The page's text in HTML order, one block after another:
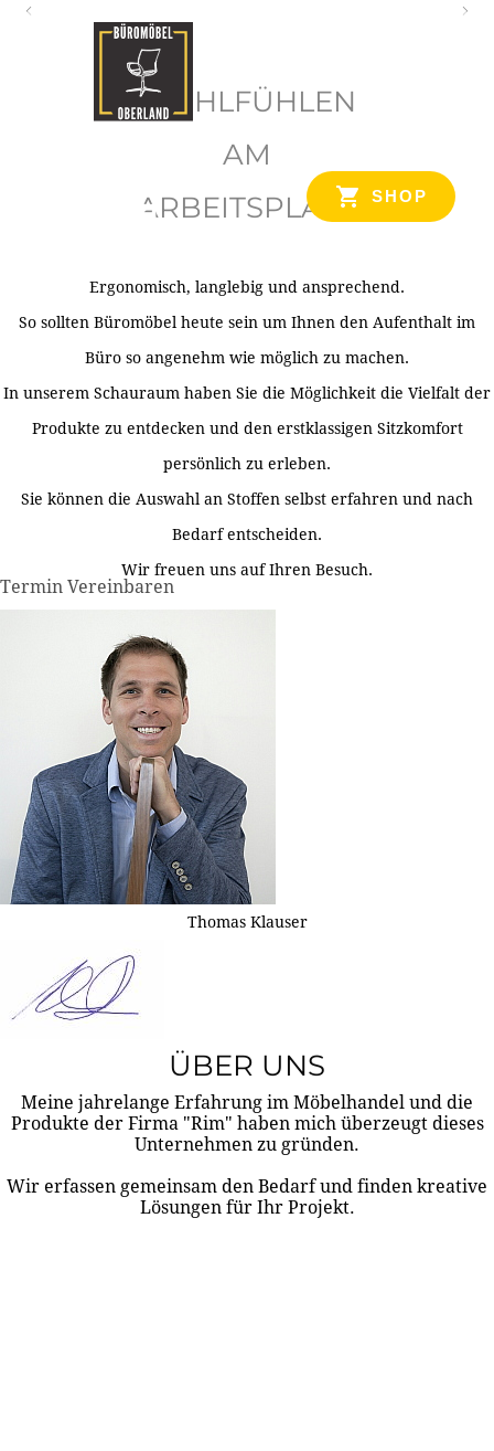
SHOP
WOHLFÜHLEN
AM
ARBEITSPLATZ
Ergonomisch, langlebig und ansprechend.
So sollten Büromöbel heute sein um Ihnen den Aufenthalt im
Büro so angenehm wie möglich zu machen.
In unserem Schauraum haben Sie die Möglichkeit die Vielfalt der
Produkte zu entdecken und den erstklassigen Sitzkomfort
persönlich zu erleben.
Sie können die Auswahl an Stoffen selbst erfahren und nach
Bedarf entscheiden.
Wir freuen uns auf Ihren Besuch.
Termin Vereinbaren
Thomas Klauser
ÜBER UNS
Meine jahrelange Erfahrung im Möbelhandel und die
Produkte der Firma "Rim" haben mich überzeugt dieses
Unternehmen zu gründen.
Wir erfassen gemeinsam den Bedarf und finden kreative
Lösungen für Ihr Projekt.